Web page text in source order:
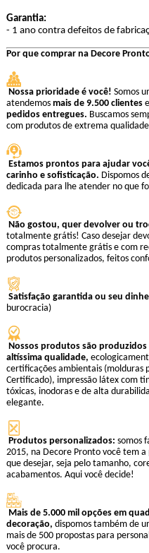
Garantia:
- 1 ano contra defeitos de
Por que comprar na Decore
Nossa prioridade é você! Somos
atendemos mais de 9.500 clientes
pedidos entregues. Buscamos
com produtos de extrema
Estamos prontos para ajudar
carinho e sofisticação. Dispomos
dedicada para lhe atender no que
Não gostou, quer devolver ou
totalmente grátis! Caso desejar
compras totalmente grátis e com
produtos personalizados, feitos
Satisfação garantida ou seu
burocracia)
Nossos produtos são
altíssima qualidade,
certificações ambientais
Certificado), impressão látex com
tóxicas, inodoras e de alta
elegante.
Produtos personalizados: somos
2015, na Decore Pronto você tem
que desejar, seja pelo tamanho,
acabamentos. Aqui você decide!
Mais de 5.000 mil opções em
decoração, dispomos também de
mais de 500 propostas para
você procura.